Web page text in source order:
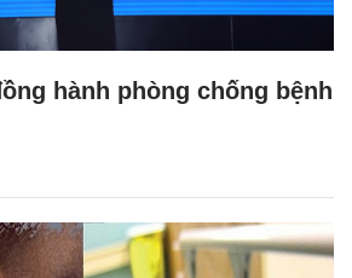
hành phòng chống bệnh